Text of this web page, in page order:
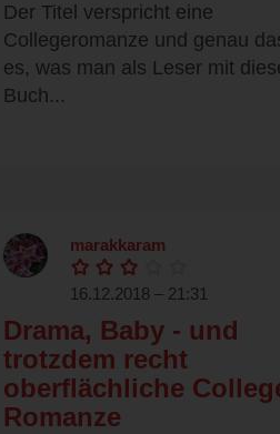
Der Titel verspricht eine
Collegeromanze und genau
es, was man als Leser mit
Buch...
marakkaram
16.12.2018 – 21:31
Drama, Baby - und
trotzdem recht
oberflächliche
Romanze